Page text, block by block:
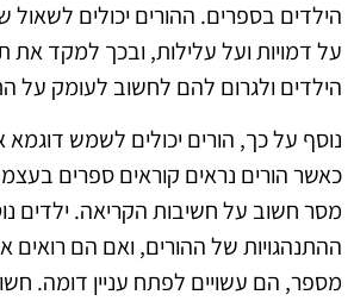
הילדים בספרים. ההורים יכולים לשאול
על דמויות ועל עלילות, ובכך למקד
הילדים ולגרום להם לחשוב לעומק על
נוסף על כך, הורים יכולים לשמש דוגמא
כאשר הורים נראים קוראים ספרים
מסר חשוב על חשיבות הקריאה. ילדים
ההתנהגויות של ההורים, ואם הם רואים
מספר, הם עשויים לפתח עניין דומה.